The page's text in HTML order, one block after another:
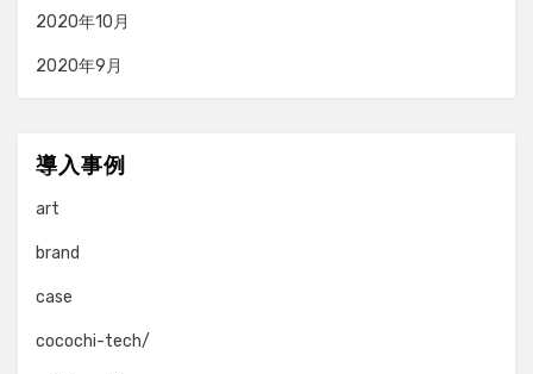
2020年10月
2020年9月
導入事例
art
brand
case
cocochi-tech/